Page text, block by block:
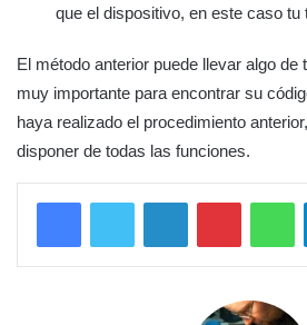
que el dispositivo, en este caso tu
El método anterior puede llevar algo de
muy importante para encontrar su
haya realizado el procedimiento
disponer de todas las funciones.
LinkedInPinterest